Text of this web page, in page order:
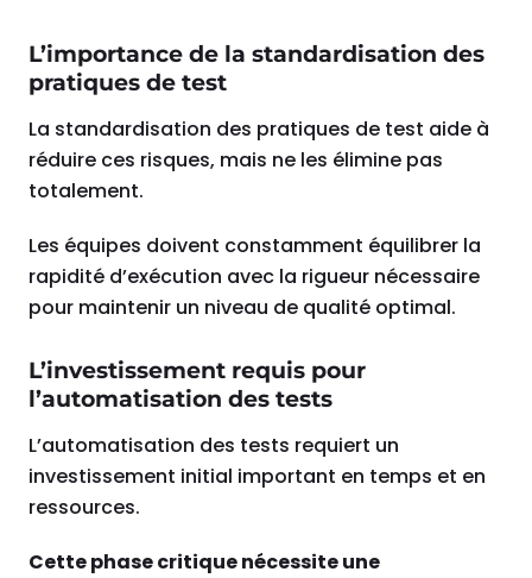
L’importance de la standardisation des
pratiques de test
La standardisation des pratiques de test aide à
réduire ces risques, mais ne les élimine pas
totalement.
Les équipes doivent constamment équilibrer la
rapidité d’exécution avec la rigueur nécessaire
pour maintenir un niveau de qualité optimal.
L’investissement requis pour
l’automatisation des tests
L’automatisation des tests requiert un
investissement initial important en temps et en
ressources.
Cette phase critique nécessite une